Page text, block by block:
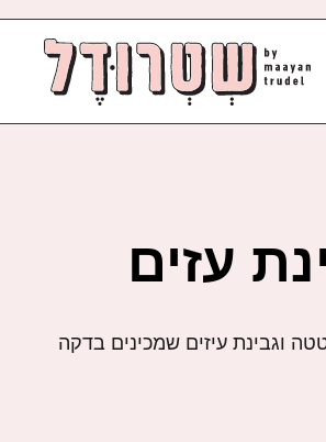
עזים
וגבינת עיזים שמכינים בדקה